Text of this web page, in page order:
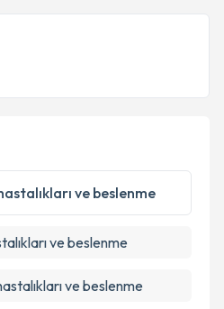
e-posta ile bilgilendireceğiz.
işlenmesine ilişkinAydınlatma
ve kişisel verilerimin belirtilen
kabul ediyorum.
ve beslenme
ve beslenme
ve beslenme